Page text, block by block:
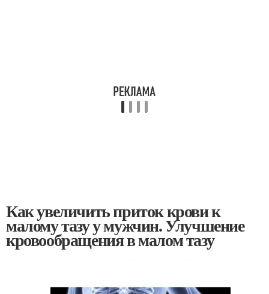
Как увеличить приток крови к
малому тазу у мужчин. Улучшение
кровообращения в малом тазу